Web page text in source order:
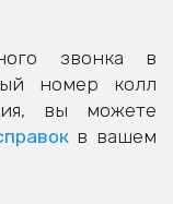
звонка в
номер колл
вы можете
в вашем